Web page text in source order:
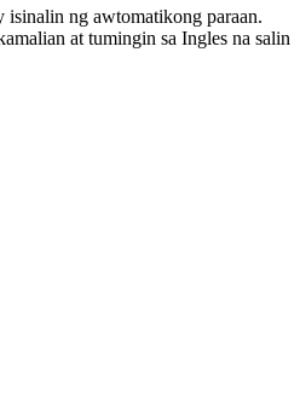
isinalin ng awtomatikong paraan.
at tumingin sa Ingles na salin